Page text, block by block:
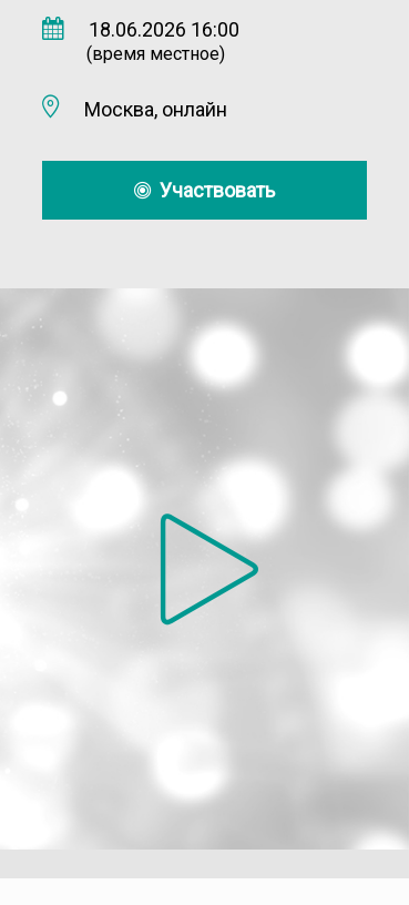
18.06.2026 16:00
(время местное)
Москва, онлайн
Участвовать